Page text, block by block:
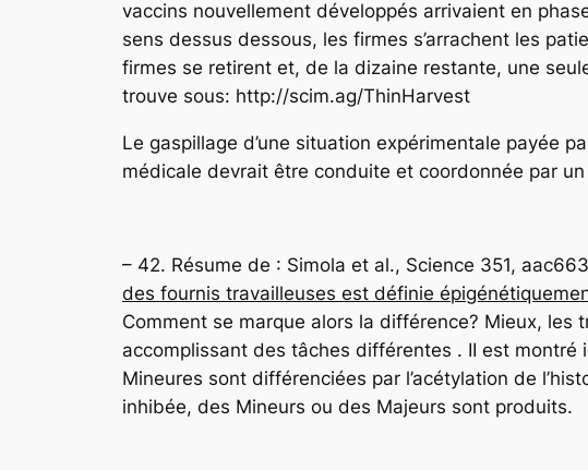
vaccins nouvellement développés arrivaient en
sens dessus dessous, les firmes s’arrachent les
firmes se retirent et, de la dizaine restante, une
trouve sous: http://scim.ag/ThinHarvest
Le gaspillage d’une situation expérimentale payée
médicale devrait être conduite et coordonnée par
– 42. Résume de : Simola et al., Science 351,
des fournis travailleuses est définie
Comment se marque alors la différence? Mieux,
accomplissant des tâches différentes . II est montré
Mineures sont différenciées par l’acétylation de
inhibée, des Mineurs ou des Majeurs sont produits.